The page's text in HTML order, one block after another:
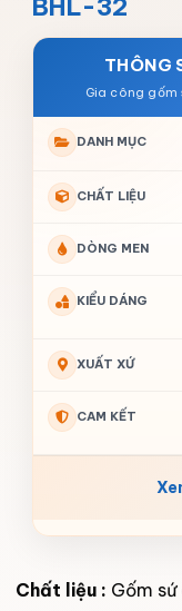
BHL-32
THÔNG
DANH MỤC
CHẤT LIỆU
DÒNG MEN
KIỂU DÁNG
XUẤT XỨ
CAM KẾT
Chất liệu : Gốm